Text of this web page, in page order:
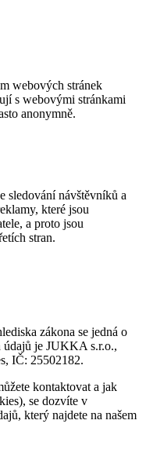
webových stránek
s webovými stránkami
anonymně.
sledování návštěvníků a
které jsou
a proto jsou
stran.
zákona se jedná o
údajů je JUKKA s.r.o.,
IČ: 25502182.
kontaktovat a jak
se dozvíte v
který najdete na našem